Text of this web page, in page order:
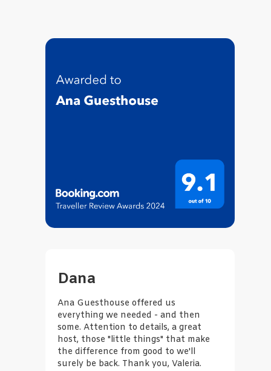
Dana
Ana Guesthouse offered us
everything we needed - and then
some. Attention to details, a great
host, those "little things" that make
the difference from good to we'll
surely be back. Thank you, Valeria.